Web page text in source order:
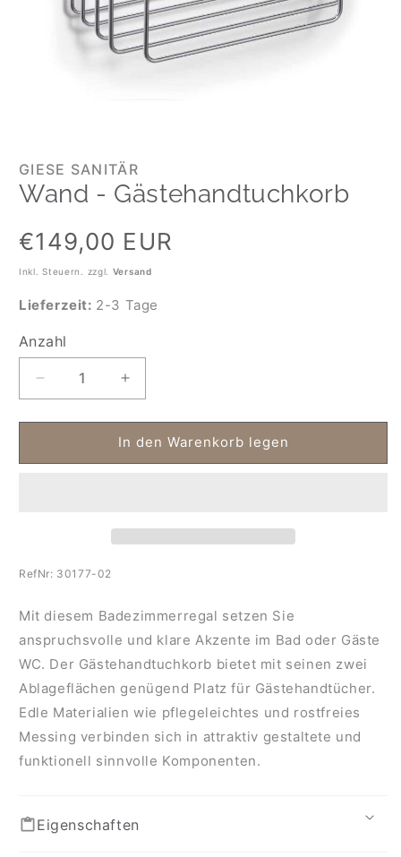
GIESE SANITÄR
Wand - Gästehandtuchkorb
Normaler
Preis
€149,00 EUR
Inkl. Steuern. zzgl. Versand
Lieferzeit: 2-3 Tage
Anzahl
Anzahl
Verringere
die
Menge
Wand
Erhöhe
die
Menge
für
Wand
In den Warenkorb legen
RefNr: 30177-02
Mit diesem Badezimmerregal setzen Sie
anspruchsvolle und klare Akzente im Bad oder Gäste
WC. Der Gästehandtuchkorb bietet mit seinen zwei
Ablageflächen genügend Platz für Gästehandtücher.
Edle Materialien wie pflegeleichtes und rostfreies
Messing verbinden sich in attraktiv gestaltete und
funktionell sinnvolle Komponenten.
Eigenschaften